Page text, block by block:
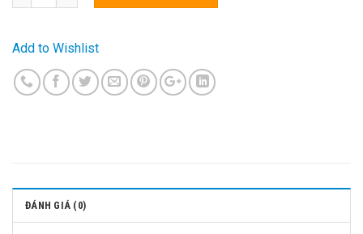
Add to Wishlist
ĐÁNH GIÁ (0)